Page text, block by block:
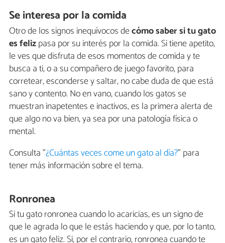
Se interesa por la comida
Otro de los signos inequívocos decómo saber si tu gato
es felizpasa por su interés por la comida. Si tiene apetito,
le ves que disfruta de esos momentos de comida y te
busca a ti, o a su compañero de juego favorito, para
corretear, esconderse y saltar, no cabe duda de que está
sano y contento. No en vano, cuando los gatos se
muestran inapetentes e inactivos, es la primera alerta de
que algo no va bien, ya sea por una patología física o
mental.
Consulta "¿Cuántas veces come un gato al día?" para
tener más información sobre el tema.
Ronronea
Si tu gato ronronea cuando lo acaricias, es un signo de
que le agrada lo que le estás haciendo y que, por lo tanto,
es un gato feliz. Si, por el contrario, ronronea cuando te